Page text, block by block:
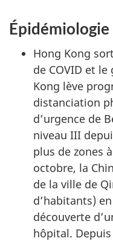
Épidémiologie
Hong Kong
de COVID et
Kong lève
distanciation
d’urgence de
niveau III
plus de zones
octobre, la
de la ville de
d’habitants)
découverte
hôpital.